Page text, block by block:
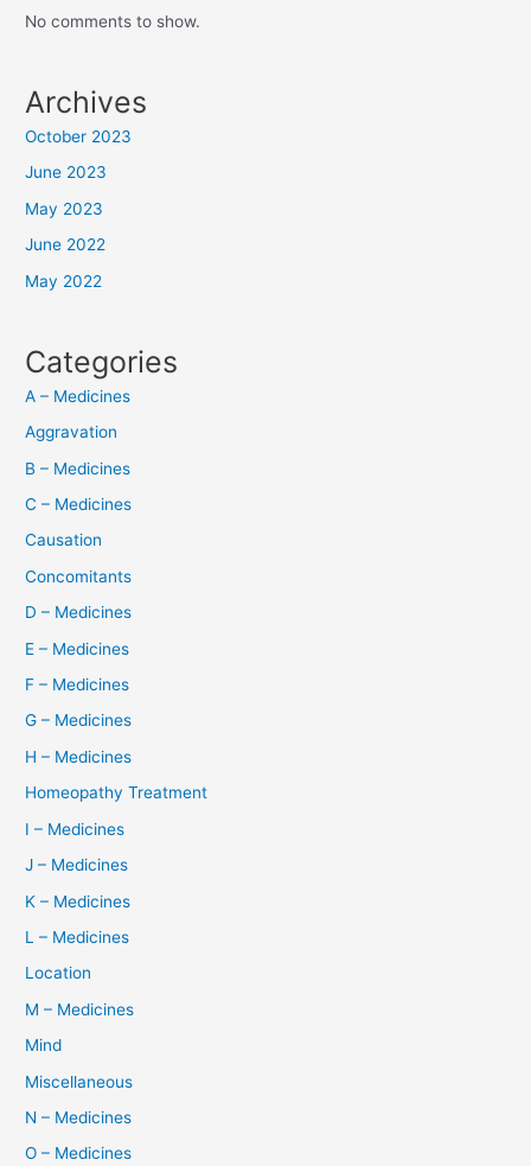
No comments to show.
Archives
October 2023
June 2023
May 2023
June 2022
May 2022
Categories
A – Medicines
Aggravation
B – Medicines
C – Medicines
Causation
Concomitants
D – Medicines
E – Medicines
F – Medicines
G – Medicines
H – Medicines
Homeopathy Treatment
I – Medicines
J – Medicines
K – Medicines
L – Medicines
Location
M – Medicines
Mind
Miscellaneous
N – Medicines
O – Medicines